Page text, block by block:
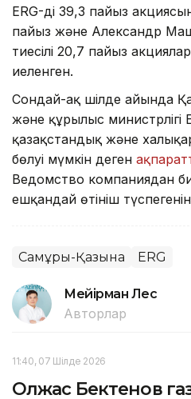
ERG-дің 39,3 пайыз
пайыз және Александр
тиесілі 20,7 пайыз
иеленген.
Сондай-ақ шілде айында
және құрылыс министрлігі
қазақстандық және
бөлуі мүмкін деген
Ведомство компаниядан
ешқандай өтініш
Самұрық-Қазына ERG
Мейірман Лес
Авторлар
11:40, 07 Шілде 2026
Олжас Бектенов